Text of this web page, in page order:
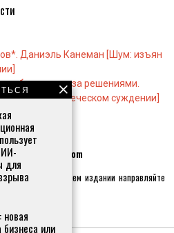
Даниэль Канеман [Шум: изъян
наблюдателя за решениями.
в человеческом суждении]
info@whiswh.com
журналиста в нашем издании направляйте
Островская
для
новая
бизнеса или